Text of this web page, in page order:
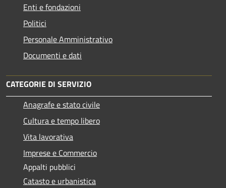
Enti e fondazioni
Politici
Personale Amministrativo
Documenti e dati
CATEGORIE DI SERVIZIO
Anagrafe e stato civile
Cultura e tempo libero
Vita lavorativa
Imprese e Commercio
Appalti pubblici
Catasto e urbanistica